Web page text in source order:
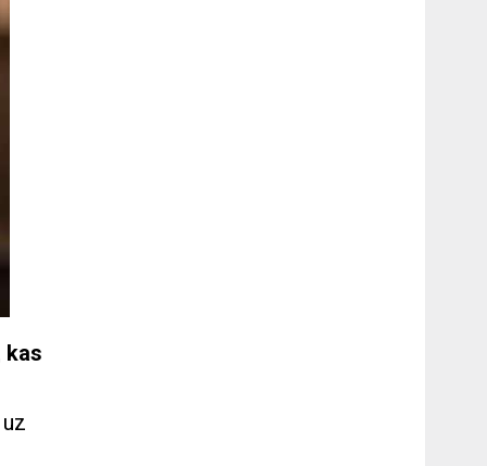
kas